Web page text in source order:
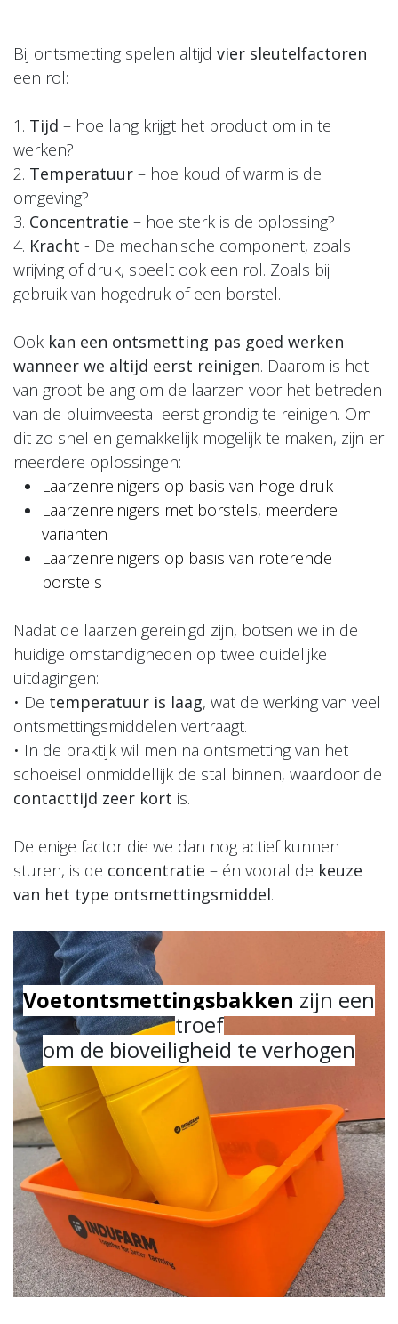
Bij ontsmetting spelen altijd vier sleutelfactoren
een rol:
1. Tijd – hoe lang krijgt het product om in te
werken?
2. Temperatuur – hoe koud of warm is de
omgeving?
3. Concentratie – hoe sterk is de oplossing?
4. Kracht - De mechanische component, zoals
wrijving of druk, speelt ook een rol. Zoals bij
gebruik van hogedruk of een borstel.
Ook kan een ontsmetting pas goed werken
wanneer we altijd eerst reinigen. Daarom is het
van groot belang om de laarzen voor het betreden
van de pluimveestal eerst grondig te reinigen. Om
dit zo snel en gemakkelijk mogelijk te maken, zijn er
meerdere oplossingen:
Laarzenreinigers op basis van hoge druk
Laarzenreinigers met borstels, meerdere
varianten
Laarzenreinigers op basis van roterende
borstels
Nadat de laarzen gereinigd zijn, botsen we in de
huidige omstandigheden op twee duidelijke
uitdagingen:
• De temperatuur is laag, wat de werking van veel
ontsmettingsmiddelen vertraagt.
• In de praktijk wil men na ontsmetting van het
schoeisel onmiddellijk de stal binnen, waardoor de
contacttijd zeer kort is.
De enige factor die we dan nog actief kunnen
sturen, is de concentratie – én vooral de keuze
van het type ontsmettingsmiddel.
Voetontsmettingsbakken zijn een
troef
om de bioveiligheid te verhogen